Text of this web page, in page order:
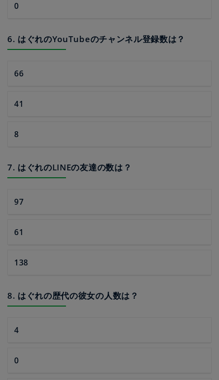
0
6. はぐれのYouTubeのチャンネル登録数は？
66
41
8
7. はぐれのLINEの友達の数は？
97
61
138
8. はぐれの歴代の彼女の人数は？
4
0